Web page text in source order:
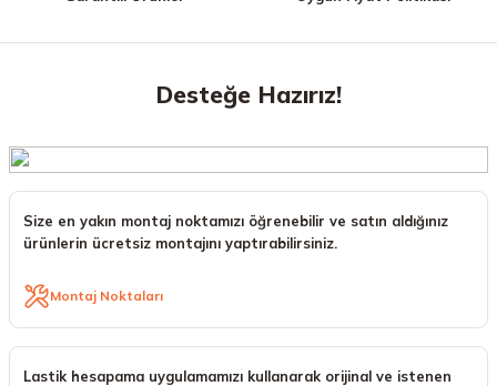
Desteğe Hazırız!
Size en yakın montaj noktamızı öğrenebilir ve satın aldığınız
ürünlerin ücretsiz montajını yaptırabilirsiniz.
Montaj Noktaları
Lastik hesapama uygulamamızı kullanarak orijinal ve istenen